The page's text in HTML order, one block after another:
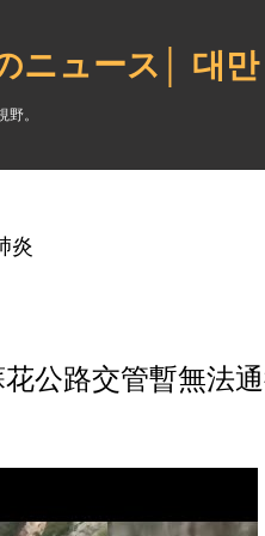
ニュース│ 대
。
炎
公路交管暫無法通